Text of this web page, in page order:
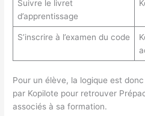
Suivre le livret
d’apprentissage
S’inscrire à l’examen du code
Pour un élève, la logique est
par Kopilote pour retrouver
associés à sa formation.